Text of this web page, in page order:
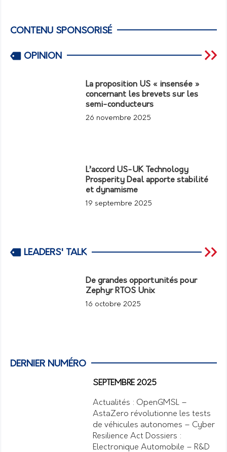
CONTENU SPONSORISÉ
OPINION
La proposition US « insensée »
concernant les brevets sur les
semi-conducteurs
26 novembre 2025
L’accord US-UK Technology
Prosperity Deal apporte stabilité
et dynamisme
19 septembre 2025
LEADERS' TALK
De grandes opportunités pour
Zephyr RTOS Unix
16 octobre 2025
DERNIER NUMÉRO
SEPTEMBRE 2025
Actualités : OpenGMSL –
AstaZero révolutionne les tests
de véhicules autonomes – Cyber
Resilience Act Dossiers :
Electronique Automobile – R&D